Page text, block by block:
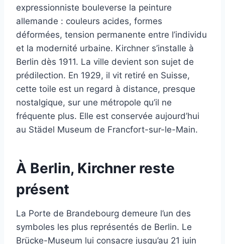
expressionniste bouleverse la peinture
allemande : couleurs acides, formes
déformées, tension permanente entre l’individu
et la modernité urbaine. Kirchner s’installe à
Berlin dès 1911. La ville devient son sujet de
prédilection. En 1929, il vit retiré en Suisse,
cette toile est un regard à distance, presque
nostalgique, sur une métropole qu’il ne
fréquente plus. Elle est conservée aujourd’hui
au Städel Museum de Francfort-sur-le-Main.
À Berlin, Kirchner reste
présent
La Porte de Brandebourg demeure l’un des
symboles les plus représentés de Berlin. Le
Brücke-Museum lui consacre jusqu’au 21 juin